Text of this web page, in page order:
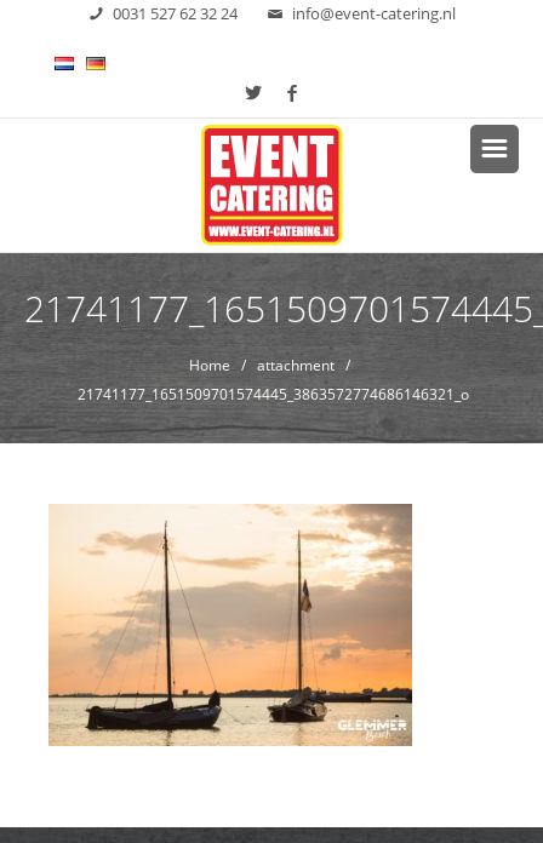
0031 527 62 32 24 info@event-catering.nl
Home/ attachment /
21741177_1651509701574445_3863572774686146321_o